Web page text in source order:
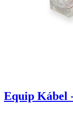
Equip Kábel